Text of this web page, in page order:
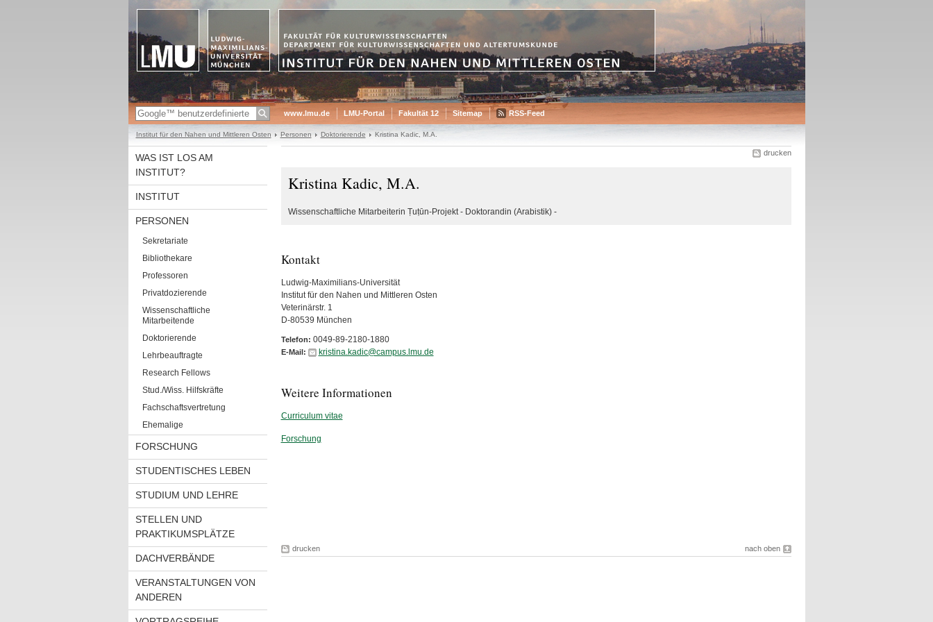
www.lmu.de LMU-Portal Fakultät 12 Sitemap RSS-Feed
Institut für den Nahen und Mittleren Osten Personen Doktorierende Kristina Kadic, M.A.
WAS IST LOS AM
INSTITUT?
INSTITUT
PERSONEN
Sekretariate
Bibliothekare
Professoren
Privatdozierende
Wissenschaftliche
Mitarbeitende
Doktorierende
Lehrbeauftragte
Research Fellows
Stud./Wiss. Hilfskräfte
Fachschaftsvertretung
Ehemalige
FORSCHUNG
STUDENTISCHES LEBEN
STUDIUM UND LEHRE
STELLEN UND
PRAKTIKUMSPLÄTZE
DACHVERBÄNDE
VERANSTALTUNGEN VON
ANDEREN
drucken
Kristina Kadic, M.A.
Wissenschaftliche Mitarbeiterin Ṭuṭūn-Projekt - Doktorandin (Arabistik) -
Kontakt
Ludwig-Maximilians-Universität
Institut für den Nahen und Mittleren Osten
Veterinärstr. 1
D-80539 München
Telefon: 0049-89-2180-1880
E-Mail: kristina.kadic@campus.lmu.de
Weitere Informationen
Curriculum vitae
Forschung
drucken nach oben